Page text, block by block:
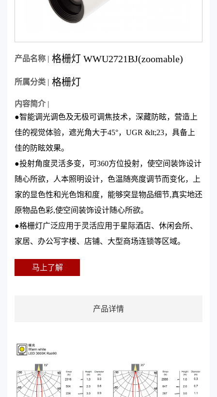
产品名称 | 格栅灯 WWU2721BJ(zoomable)
所属分类 | 格栅灯
内容简介 |
●智能调光调色及无极可调焦技术，深藏防眩，营造上
佳的视觉体验，遮光角大于45°，UGR &lt;23，具备上
佳的防眩效果。
●投射角度灵活多变，可360方位投射，使空间装饰设计
随心所欲，人本照明设计，色温随亮度调节而变化，上
家的显色性和光色饱和度，能够突显物品细节,真实地还
原物品色彩,使空间装饰设计随心所欲。
●格栅灯广泛应用于灵活应用于星际酒店、休闲会所、
家居、办公写字楼、店铺、大型商场连锁等区域。
马上了解
产品详情